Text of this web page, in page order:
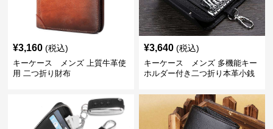
¥3,160 (税込)
キーケース メンズ 上質牛革使
用 二つ折り財布
¥3,640 (税込)
キーケース メンズ 多機能キー
ホルダー付き二つ折り本革小銭